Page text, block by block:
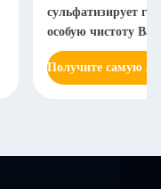
сульфатизирует
особую чистоту
Получите самую